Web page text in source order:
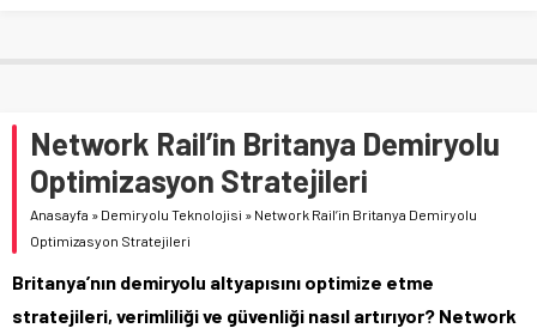
Network Rail’in Britanya Demiryolu
Optimizasyon Stratejileri
Anasayfa » Demiryolu Teknolojisi » Network Rail’in Britanya Demiryolu
Optimizasyon Stratejileri
Britanya’nın demiryolu altyapısını optimize etme
stratejileri, verimliliği ve güvenliği nasıl artırıyor? Network